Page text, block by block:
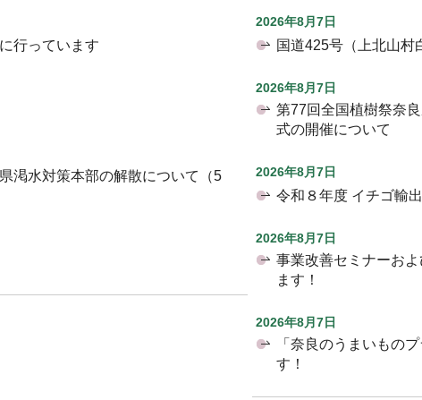
行っています
渇水対策本部の解散について（5
2026年8月7日
国道425号（上北山村
2026年8月7日
第77回全国植樹祭奈
式の開催について
2026年8月7日
令和８年度 イチゴ輸
2026年8月7日
事業改善セミナーお
ます！
2026年8月7日
「奈良のうまいもの
す！